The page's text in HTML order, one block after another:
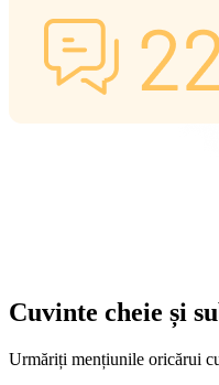
Cuvinte cheie și
Urmăriți mențiunile oricărui